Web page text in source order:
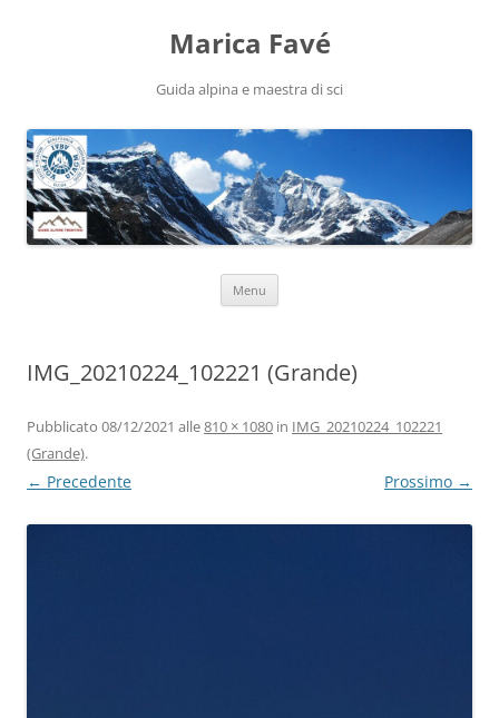
Marica Favé
Guida alpina e maestra di sci
Menu
IMG_20210224_102221 (Grande)
Pubblicato 08/12/2021 alle810 × 1080 in IMG_20210224_102221
(Grande).
← Precedente Prossimo →